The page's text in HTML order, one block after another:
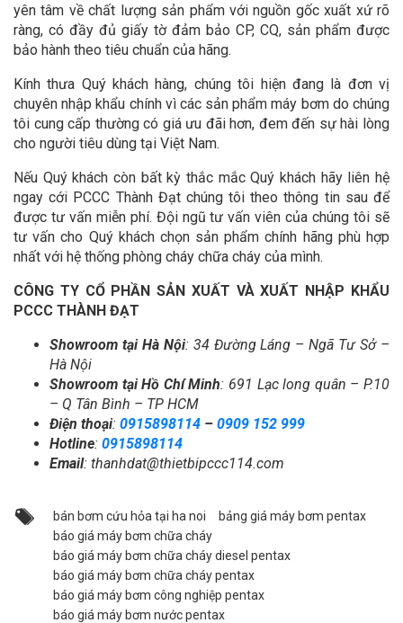
yên tâm về chất lượng sản phẩm với nguồn gốc xuất xứ rõ
ràng, có đầy đủ giấy tờ đảm bảo CP, CQ, sản phẩm được
bảo hành theo tiêu chuẩn của hãng.
Kính thưa Quý khách hàng, chúng tôi hiện đang là đơn vị
chuyên nhập khẩu chính vì các sản phẩm máy bơm do chúng
tôi cung cấp thường có giá ưu đãi hơn, đem đến sự hài lòng
cho người tiêu dùng tại Việt Nam.
Nếu Quý khách còn bất kỳ thắc mắc Quý khách hãy liên hệ
ngay cới PCCC Thành Đạt chúng tôi theo thông tin sau để
được tư vấn miễn phí. Đội ngũ tư vấn viên của chúng tôi sẽ
tư vấn cho Quý khách chọn sản phẩm chính hãng phù hợp
nhất với hệ thống phòng cháy chữa cháy của mình.
CÔNG TY CỔ PHẦN SẢN XUẤT VÀ XUẤT NHẬP KHẨU
PCCC THÀNH ĐẠT
Showroom tại Hà Nội: 34 Đường Láng – Ngã Tư Sở –
Hà Nội
Showroom tại Hồ Chí Minh: 691 Lạc long quân – P.10
– Q Tân Bình – TP HCM
Điện thoại: 0915898114 – 0909 152 999
Hotline: 0915898114
Email: thanhdat@thietbipccc114.com
bán bơm cứu hỏa tại ha noi
bảng giá máy bơm pentax
báo giá máy bơm chữa cháy
báo giá máy bơm chữa cháy diesel pentax
báo giá máy bơm chữa cháy pentax
báo giá máy bơm công nghiệp pentax
báo giá máy bơm nước pentax